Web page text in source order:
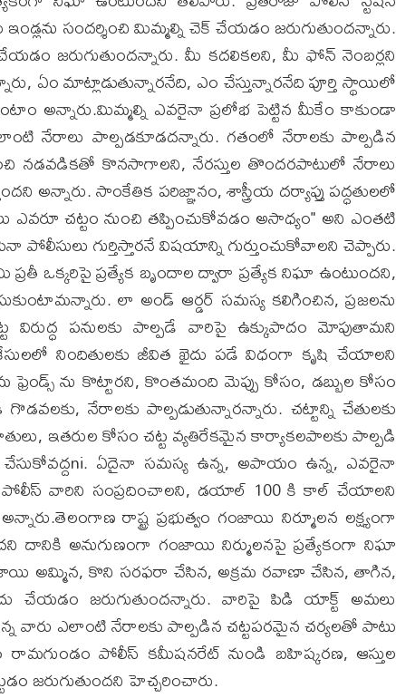
సందర్శించి మిమ్మల్ని చెక్ చేయడం జరుగుతుందన్నారు.
జరుగుతుందన్నారు. మీ కదలికలని, మీ ఫోన్ నెంబర్లని
ఏం మాట్లాడుతున్నారనేది, ఎం చేస్తున్నారనేది పూర్తి స్థాయిలో
అన్నారు.మిమ్మల్ని ఎవరైనా ప్రలోభ పెట్టిన మీకేం కాకుండా
నేరాలు పాల్పడకూడదన్నారు. గతంలో నేరాలకు పాల్పడిన
నడవడికతో కొనసాగాలని, నేరస్తుల తొందరపాటులో నేరాలు
అన్నారు. సాంకేతిక పరిజ్ఞానం, శాస్త్రీయ దర్యాప్తు పద్ధతులలో
ఎవరూ చట్టం నుంచి తప్పించుకోవడం అసాధ్యం" అని ఎంతటి
గుర్తిస్తారనే విషయాన్ని గుర్తుంచుకోవాలని చెప్పారు.
ఒక్కరిపై ప్రత్యేక బృందాల ద్వారా ప్రత్యేక నిఘా ఉంటుందని,
లా అండ్ ఆర్డర్ సమస్య కలిగించిన, ప్రజలను
విరుద్ధ పనులకు పాల్పడే వారిపై ఉక్కుపాదం మోపుతామని
నిందితులకు జీవిత ఖైదు పడే విధంగా కృషి చేయాలని
ను కొట్టారని, కొంతమంది మెప్పు కోసం, డబ్బుల కోసం
నేరాలకు పాల్పడుతున్నారన్నారు. చట్టాన్ని చేతులకు
ఇతరుల కోసం చట్ట వ్యతిరేకమైన కార్యాకలపాలకు పాల్పడి
ఏదైనా సమస్య ఉన్న, అపాయం ఉన్న, ఎవరైనా
పోలీస్ వారిని సంప్రదించాలని, డయాల్ 100 కి కాల్ చేయాలని
రాష్ట్ర ప్రభుత్వం గంజాయి నిర్మూలన లక్ష్యంగా
దానికి అనుగుణంగా గంజాయి నిర్ములనపై ప్రత్యేకంగా నిఘా
అమ్మిన, కొని సరఫరా చేసిన, అక్రమ రవాణా చేసిన, తాగిన,
చేయడం జరుగుతుందన్నారు. వారిపై పిడి యాక్ట్ అమలు
వారు ఎలాంటి నేరాలకు పాల్పడిన చట్టపరమైన చర్యలతో పాటు
రామగుండం పోలీస్ కమీషనరేట్ నుండి బహిష్కరణ, ఆస్తుల
జరుగుతుందని హెచ్చరించారు.